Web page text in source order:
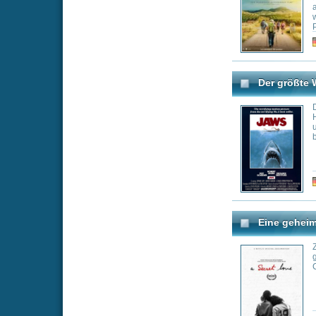
Eine geheime Liebe
Zwei Frauen
Coming-out geht
Genre:
Schweinsteiger
Im Jahr 2014
Schweinsteiger
Dokumentation
seine Karriere
Genre:
Sex Lügen und Social
Derzeit keine
hoffendlich in